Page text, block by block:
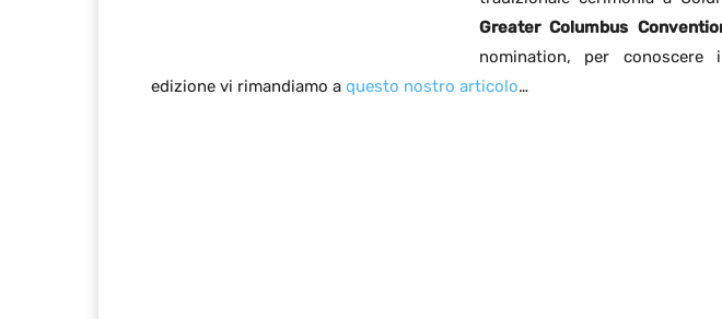
Greater Columbus
nomination, per
edizione vi rimandiamo a questo nostro articolo…